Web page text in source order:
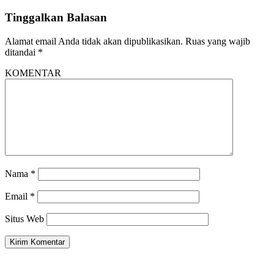
Tinggalkan Balasan
Alamat email Anda tidak akan dipublikasikan. Ruas yang wajib
ditandai *
KOMENTAR
Nama *
Email *
Situs Web